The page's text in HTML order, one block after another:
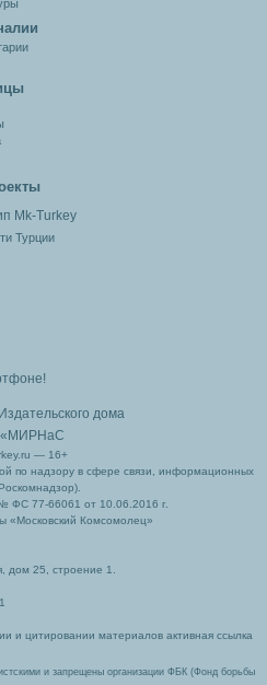
Турции
дома
— 16+
по надзору в сфере связи, информационных
ФС 77-66061 от 10.06.2016 г.
«Московский Комсомолец»
дом 25, строение 1.
и цитировании материалов активная ссылка
и запрещены организации ФБК (Фонд борьбы